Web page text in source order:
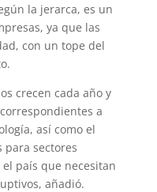
la jerarca, es un
ya que las
con un tope del
crecen cada año y
a
así como el
para sectores
país que necesitan
añadió.